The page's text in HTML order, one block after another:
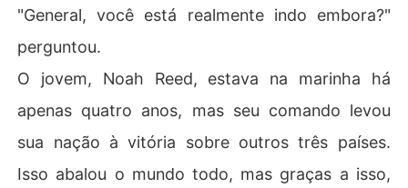
"General, você está realmente indo embora?"
perguntou.
O jovem, Noah Reed, estava na marinha há
apenas quatro anos, mas seu comando levou
sua nação à vitória sobre outros três países.
Isso abalou o mundo todo, mas graças a isso,